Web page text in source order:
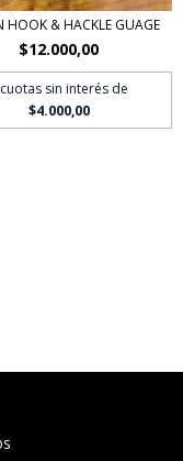
HOOK & HACKLE GUAGE
$12.000,00
cuotas sin interés de
$4.000,00